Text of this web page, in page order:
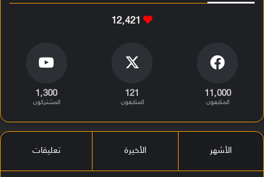
12٬421
11٬000
المتابعون
121
المتابعون
1٬300
المشتركون
الأشهر الأخيرة تعليقات